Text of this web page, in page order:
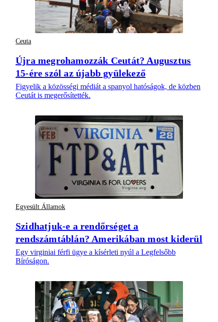
Ceuta
Újra megrohamozzák Ceutát? Augusztus
15-ére szól az újabb gyülekező
Figyelik a közösségi médiát a spanyol hatóságok, de közben
Ceutát is megerősítették.
Egyesült Államok
Szidhatjuk-e a rendőrséget a
rendszámtáblán? Amerikában most kiderül
Egy virginiai férfi ügye a kísérleti nyúl a Legfelsőbb
Bíróságon.